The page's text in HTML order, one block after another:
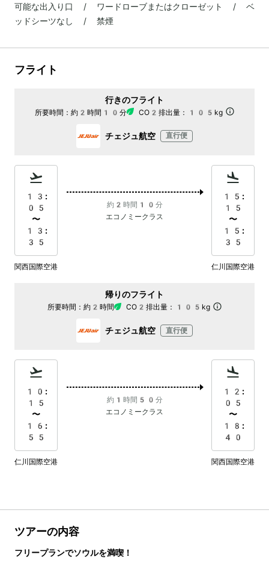
可能な出入り口 / ワードローブまたはクローゼット / ベ
ッドシーツなし / 禁煙
フライト
行きのフライト
所要時間： 約2時間10分 CO2排出量： 105kg
チェジュ航空 直行便
13:
05
〜
13:
35
約2時間10分
エコノミークラス
15:
15
〜
15:
35
関西国際空港 仁川国際空港
帰りのフライト
所要時間： 約2時間 CO2排出量： 105kg
チェジュ航空 直行便
10:
15
〜
16:
55
約1時間50分
エコノミークラス
12:
05
〜
18:
40
仁川国際空港 関西国際空港
ツアーの内容
フリープランでソウルを満喫！